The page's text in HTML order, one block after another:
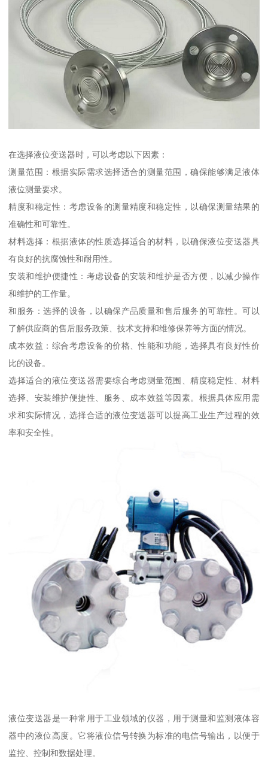
在选择液位变送器时，可以考虑以下因素：
测量范围：根据实际需求选择适合的测量范围，确保能够满足液体
液位测量要求。
精度和稳定性：考虑设备的测量精度和稳定性，以确保测量结果的
准确性和可靠性。
材料选择：根据液体的性质选择适合的材料，以确保液位变送器具
有良好的抗腐蚀性和耐用性。
安装和维护便捷性：考虑设备的安装和维护是否方便，以减少操作
和维护的工作量。
和服务：选择的设备，以确保产品质量和售后服务的可靠性。可以
了解供应商的售后服务政策、技术支持和维修保养等方面的情况。
成本效益：综合考虑设备的价格、性能和功能，选择具有良好性价
比的设备。
选择适合的液位变送器需要综合考虑测量范围、精度稳定性、材料
选择、安装维护便捷性、服务、成本效益等因素。根据具体应用需
求和实际情况，选择合适的液位变送器可以提高工业生产过程的效
率和安全性。
液位变送器是一种常用于工业领域的仪器，用于测量和监测液体容
器中的液位高度。它将液位信号转换为标准的电信号输出，以便于
监控、控制和数据处理。